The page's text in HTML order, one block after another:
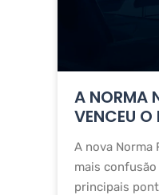
A NORMA
VENCEU O
A nova Norma
mais
principais